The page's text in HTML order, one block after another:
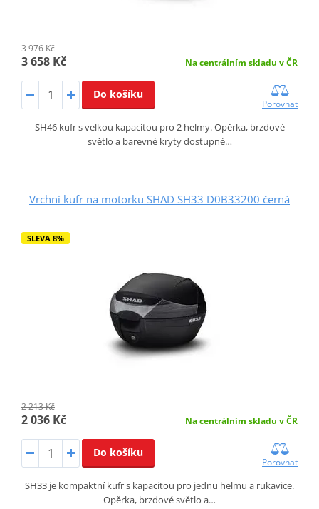
3 976 Kč
3 658 Kč Na centrálním skladu v ČR
Do košíku
Porovnat
SH46 kufr s velkou kapacitou pro 2 helmy. Opěrka, brzdové
světlo a barevné kryty dostupné…
Vrchní kufr na motorku SHAD SH33 D0B33200 černá
SLEVA 8%
2 213 Kč
2 036 Kč Na centrálním skladu v ČR
Do košíku
Porovnat
SH33 je kompaktní kufr s kapacitou pro jednu helmu a rukavice.
Opěrka, brzdové světlo a…